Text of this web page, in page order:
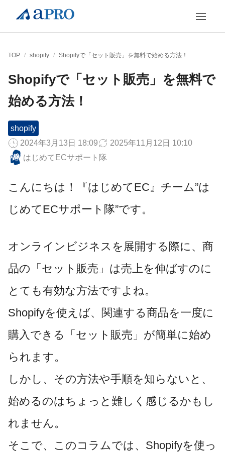
TOP / shopify / Shopifyで「セット販売」を無料で始める方法！
Shopifyで「セット販売」を無料で
始める方法！
shopify
2024年3月13日 18:09
2025年11月12日 10:10
はじめてECサポート隊
こんにちは！『はじめてEC』チーム”は
じめてECサポート隊”です。
オンラインビジネスを展開する際に、商
品の「セット販売」は売上を伸ばすのに
とても有効な方法ですよね。
Shopifyを使えば、関連する商品を一度に
購入できる「セット販売」が簡単に始め
られます。
しかし、その方法や手順を知らないと、
始めるのはちょっと難しく感じるかもし
れません。
そこで、このコラムでは、Shopifyを使っ